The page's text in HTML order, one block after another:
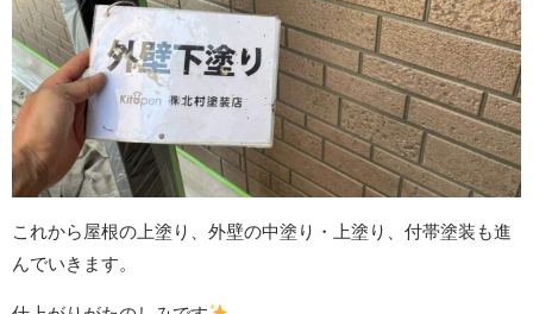
これから屋根の上塗り、外壁の中塗り・上塗り、付帯塗装も進
んでいきます。